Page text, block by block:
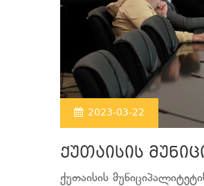
2023-03-22
ქუთაისის
ქუთაისის